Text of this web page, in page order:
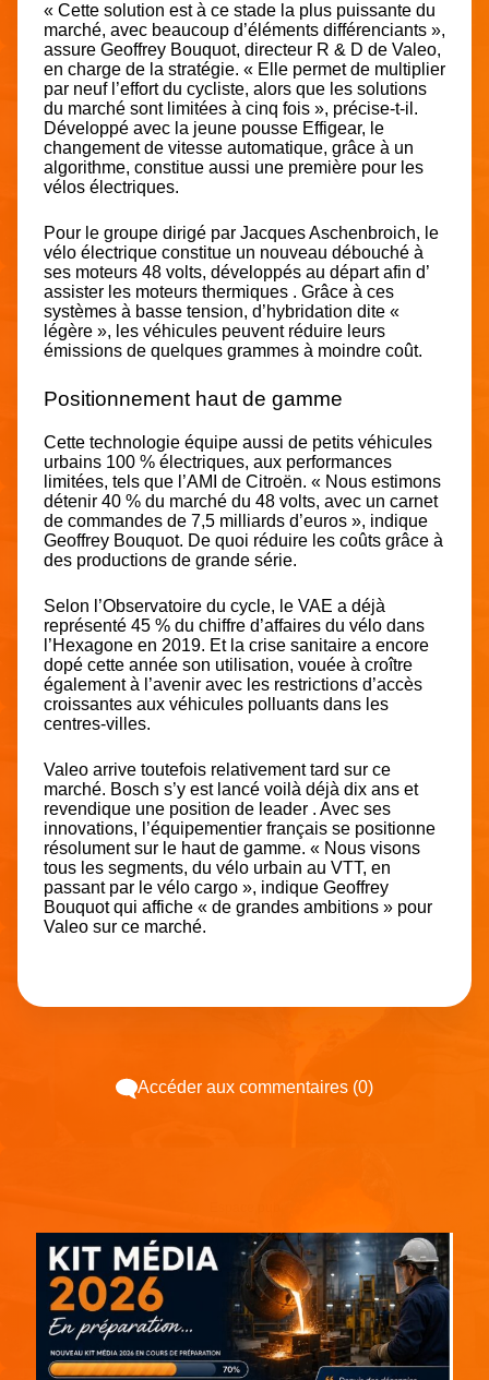
« Cette solution est à ce stade la plus puissante du
marché, avec beaucoup d’éléments différenciants »,
assure Geoffrey Bouquot, directeur R & D de Valeo,
en charge de la stratégie. « Elle permet de multiplier
par neuf l’effort du cycliste, alors que les solutions
du marché sont limitées à cinq fois », précise-t-il.
Développé avec la jeune pousse Effigear, le
changement de vitesse automatique, grâce à un
algorithme, constitue aussi une première pour les
vélos électriques.
Pour le groupe dirigé par Jacques Aschenbroich, le
vélo électrique constitue un nouveau débouché à
ses moteurs 48 volts, développés au départ afin d’
assister les moteurs thermiques . Grâce à ces
systèmes à basse tension, d’hybridation dite «
légère », les véhicules peuvent réduire leurs
émissions de quelques grammes à moindre coût.
Positionnement haut de gamme
Cette technologie équipe aussi de petits véhicules
urbains 100 % électriques, aux performances
limitées, tels que l’AMI de Citroën. « Nous estimons
détenir 40 % du marché du 48 volts, avec un carnet
de commandes de 7,5 milliards d’euros », indique
Geoffrey Bouquot. De quoi réduire les coûts grâce à
des productions de grande série.
Selon l’Observatoire du cycle, le VAE a déjà
représenté 45 % du chiffre d’affaires du vélo dans
l’Hexagone en 2019. Et la crise sanitaire a encore
dopé cette année son utilisation, vouée à croître
également à l’avenir avec les restrictions d’accès
croissantes aux véhicules polluants dans les
centres-villes.
Valeo arrive toutefois relativement tard sur ce
marché. Bosch s’y est lancé voilà déjà dix ans et
revendique une position de leader . Avec ses
innovations, l’équipementier français se positionne
résolument sur le haut de gamme. « Nous visons
tous les segments, du vélo urbain au VTT, en
passant par le vélo cargo », indique Geoffrey
Bouquot qui affiche « de grandes ambitions » pour
Valeo sur ce marché.
Accéder aux commentaires (0)